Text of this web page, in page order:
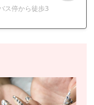
ス停から徒歩3